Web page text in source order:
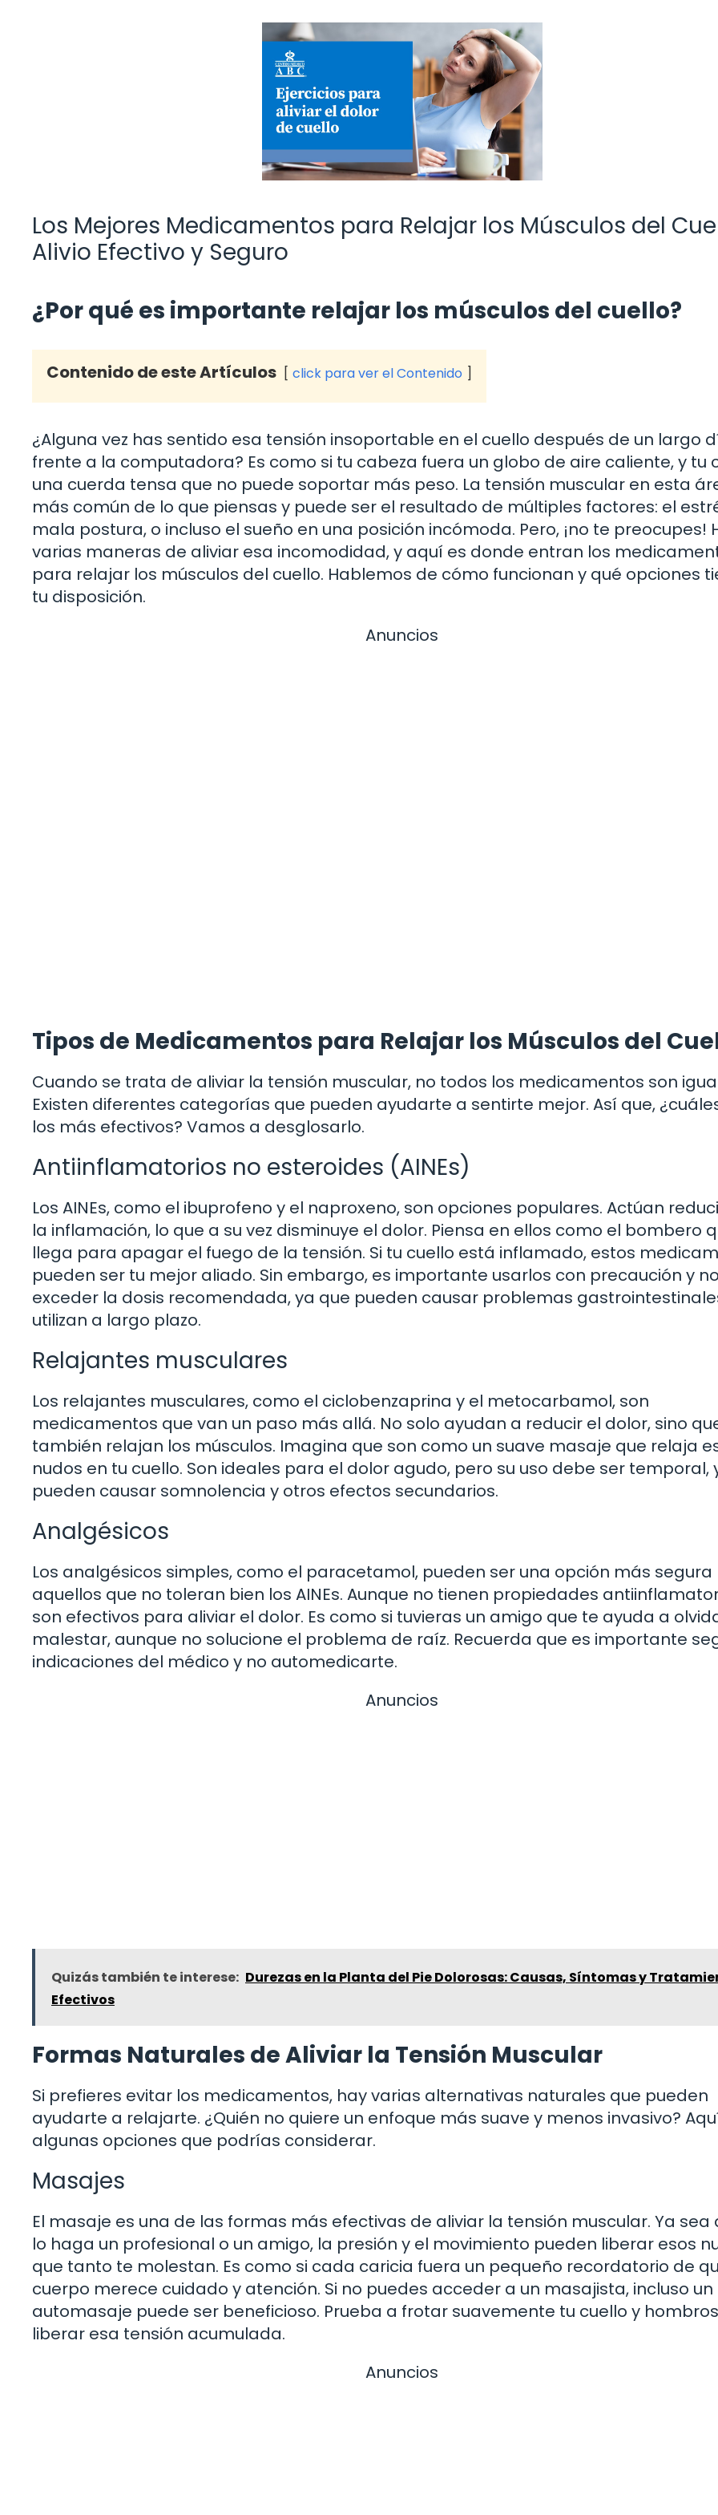
Los Mejores Medicamentos para Relajar los Músculos del
Alivio Efectivo y Seguro
¿Por qué es importante relajar los músculos del cuello?
Contenido de este Artículos click para ver el Contenido
¿Alguna vez has sentido esa tensión insoportable en el cuello después de un largo
frente a la computadora? Es como si tu cabeza fuera un globo de aire caliente, y tu
una cuerda tensa que no puede soportar más peso. La tensión muscular en esta
más común de lo que piensas y puede ser el resultado de múltiples factores: el
mala postura, o incluso el sueño en una posición incómoda. Pero, ¡no te preocupes!
varias maneras de aliviar esa incomodidad, y aquí es donde entran los
para relajar los músculos del cuello. Hablemos de cómo funcionan y qué opciones
tu disposición.
Anuncios
Tipos de Medicamentos para Relajar los Músculos del
Cuando se trata de aliviar la tensión muscular, no todos los medicamentos son
Existen diferentes categorías que pueden ayudarte a sentirte mejor. Así que,
los más efectivos? Vamos a desglosarlo.
Antiinflamatorios no esteroides (AINEs)
Los AINEs, como el ibuprofeno y el naproxeno, son opciones populares. Actúan
la inflamación, lo que a su vez disminuye el dolor. Piensa en ellos como el bombero
llega para apagar el fuego de la tensión. Si tu cuello está inflamado, estos
pueden ser tu mejor aliado. Sin embargo, es importante usarlos con precaución y
exceder la dosis recomendada, ya que pueden causar problemas
utilizan a largo plazo.
Relajantes musculares
Los relajantes musculares, como el ciclobenzaprina y el metocarbamol, son
medicamentos que van un paso más allá. No solo ayudan a reducir el dolor, sino
también relajan los músculos. Imagina que son como un suave masaje que relaja
nudos en tu cuello. Son ideales para el dolor agudo, pero su uso debe ser temporal,
pueden causar somnolencia y otros efectos secundarios.
Analgésicos
Los analgésicos simples, como el paracetamol, pueden ser una opción más
aquellos que no toleran bien los AINEs. Aunque no tienen propiedades
son efectivos para aliviar el dolor. Es como si tuvieras un amigo que te ayuda a
malestar, aunque no solucione el problema de raíz. Recuerda que es importante
indicaciones del médico y no automedicarte.
Anuncios
Quizás también te interese: Durezas en la Planta del Pie Dolorosas: Causas, Síntomas y
Efectivos
Formas Naturales de Aliviar la Tensión Muscular
Si prefieres evitar los medicamentos, hay varias alternativas naturales que pueden
ayudarte a relajarte. ¿Quién no quiere un enfoque más suave y menos invasivo?
algunas opciones que podrías considerar.
Masajes
El masaje es una de las formas más efectivas de aliviar la tensión muscular. Ya sea
lo haga un profesional o un amigo, la presión y el movimiento pueden liberar esos
que tanto te molestan. Es como si cada caricia fuera un pequeño recordatorio de
cuerpo merece cuidado y atención. Si no puedes acceder a un masajista, incluso un
automasaje puede ser beneficioso. Prueba a frotar suavemente tu cuello y
liberar esa tensión acumulada.
Anuncios